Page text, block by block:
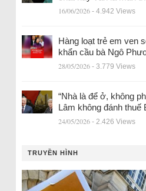
16/06/2026 - 4.942 Views
Hàng loạt trẻ em ven
khẩn cầu bà Ngô
28/05/2026 - 3.779 Views
“Nhà là để ở, không
Lâm không đánh
24/05/2026 - 2.426 Views
TRUYỀN HÌNH